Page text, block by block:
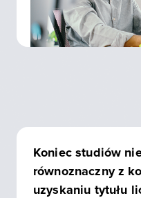
Koniec studiów
równoznaczny z
uzyskaniu tytułu